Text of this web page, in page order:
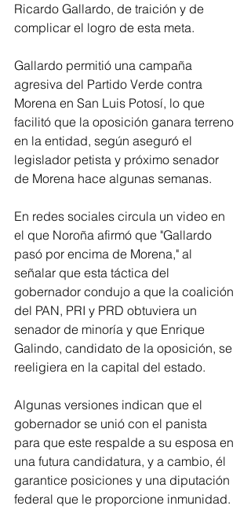
Ricardo Gallardo, de traición y de
complicar el logro de esta meta.
Gallardo permitió una campaña
agresiva del Partido Verde contra
Morena en San Luis Potosí, lo que
facilitó que la oposición ganara terreno
en la entidad, según aseguró el
legislador petista y próximo senador
de Morena hace algunas semanas.
En redes sociales circula un video en
el que Noroña afirmó que "Gallardo
pasó por encima de Morena," al
señalar que esta táctica del
gobernador condujo a que la coalición
del PAN, PRI y PRD obtuviera un
senador de minoría y que Enrique
Galindo, candidato de la oposición, se
reeligiera en la capital del estado.
Algunas versiones indican que el
gobernador se unió con el panista
para que este respalde a su esposa en
una futura candidatura, y a cambio, él
garantice posiciones y una diputación
federal que le proporcione inmunidad.